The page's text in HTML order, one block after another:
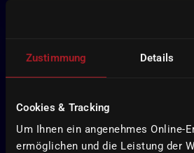
Zustimmung Details
Cookies & Tracking
Um Ihnen ein angenehmes Online-
ermöglichen und die Leistung der